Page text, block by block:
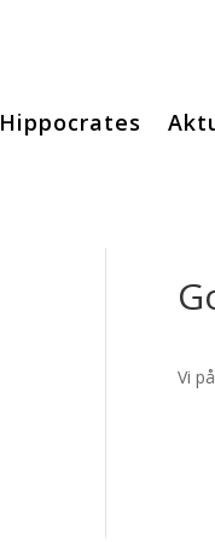
Hippocrates
Vi